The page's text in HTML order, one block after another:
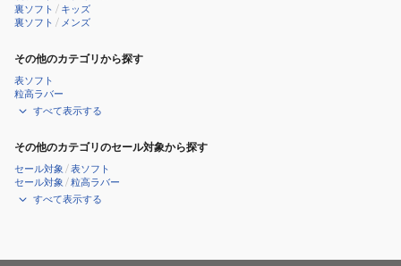
裏ソフト / キッズ
裏ソフト / メンズ
その他のカテゴリから探す
表ソフト
粒高ラバー
すべて表示する
その他のカテゴリのセール対象から探す
セール対象 /表ソフト
セール対象 /粒高ラバー
すべて表示する